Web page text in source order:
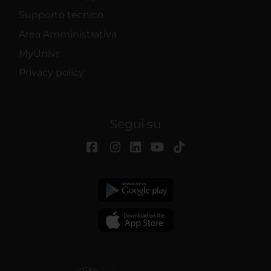
Supporto tecnico
Area Amministrativa
MyUnivr
Privacy policy
Segui su